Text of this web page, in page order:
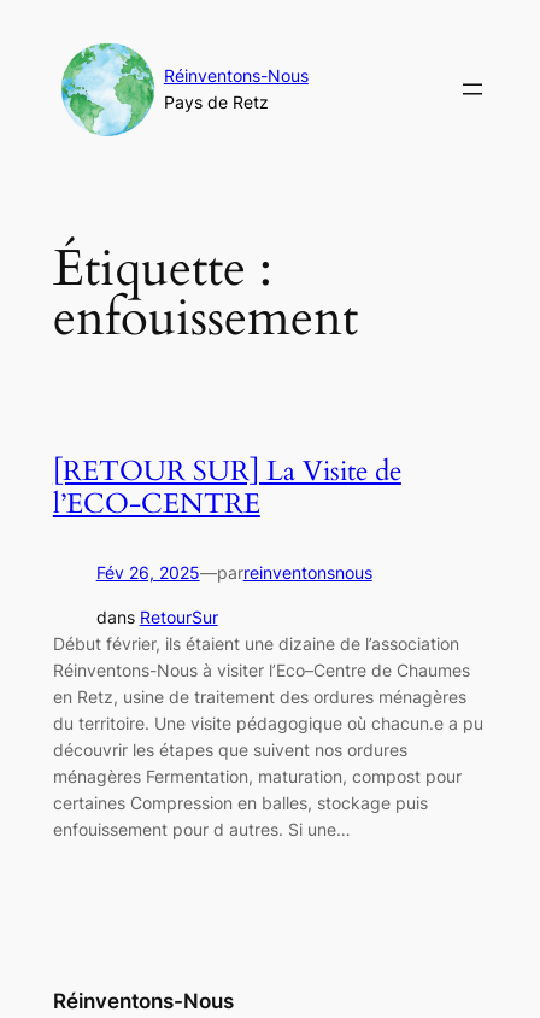
contenu
Réinventons-Nous
Pays de Retz
Étiquette :
enfouissement
[RETOUR SUR] La Visite de
l’ECO-CENTRE
Fév 26, 2025—parreinventonsnous
dans RetourSur
Début février, ils étaient une dizaine de l’association
Réinventons-Nous à visiter l’Eco–Centre de Chaumes
en Retz, usine de traitement des ordures ménagères
du territoire. Une visite pédagogique où chacun.e a pu
découvrir les étapes que suivent nos ordures
ménagères Fermentation, maturation, compost pour
certaines Compression en balles, stockage puis
enfouissement pour d autres. Si une…
Réinventons-Nous